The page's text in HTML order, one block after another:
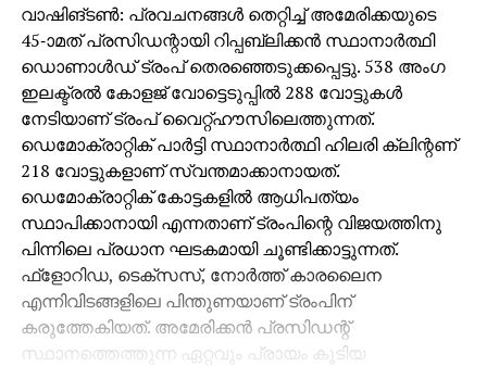
വാഷിങ്ടണ്‍: പ്രവചനങ്ങള്‍ തെറ്റിച്ച് അമേരിക്കയുടെ
45-ാമത് പ്രസിഡന്റായി റിപ്പബ്ലിക്കന്‍ സ്ഥാനാര്‍ത്ഥി
ഡൊണാള്‍ഡ് ട്രംപ് തെരഞ്ഞെടുക്കപ്പെട്ടു. 538 അംഗ
ഇലക്ട്രല്‍ കോളജ് വോട്ടെടുപ്പില്‍ 288 വോട്ടുകള്‍
നേടിയാണ് ട്രംപ് വൈറ്റ്ഹൗസിലെത്തുന്നത്.
ഡെമോക്രാറ്റിക് പാര്‍ട്ടി സ്ഥാനാര്‍ത്ഥി ഹിലരി ക്ലിന്റണ്
218 വോട്ടുകളാണ് സ്വന്തമാക്കാനായത്.
ഡെമോക്രാറ്റിക് കോട്ടകളില്‍ ആധിപത്യം
സ്ഥാപിക്കാനായി എന്നതാണ് ട്രംപിന്റെ വിജയത്തിനു
പിന്നിലെ പ്രധാന ഘടകമായി ചൂണ്ടിക്കാട്ടുന്നത്.
ഫ്‌ളോറിഡ, ടെക്‌സസ്, നോര്‍ത്ത് കാരലൈന
എന്നിവിടങ്ങളിലെ പിന്തുണയാണ് ട്രംപിന്
കരുത്തേകിയത്. അമേരിക്കന്‍ പ്രസിഡന്റ്
സ്ഥാനത്തെത്തുന്ന ഏറ്റവും പ്രായം കൂടിയ